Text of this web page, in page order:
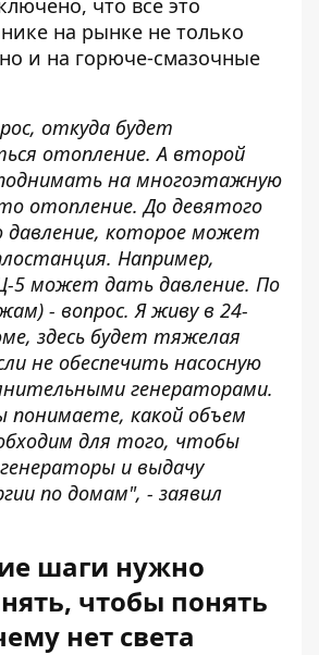
что все это
на рынке не только
и на горюче-смазочные
откуда будет
отопление. А второй
на многоэтажную
отопление. До девятого
которое может
Например,
5 может дать давление. По
- вопрос. Я живу в 24-
здесь будет тяжелая
не обеспечить насосную
генераторами.
понимаете, какой объем
для того, чтобы
и выдачу
по домам", - заявил
шаги нужно
чтобы понять
нет света